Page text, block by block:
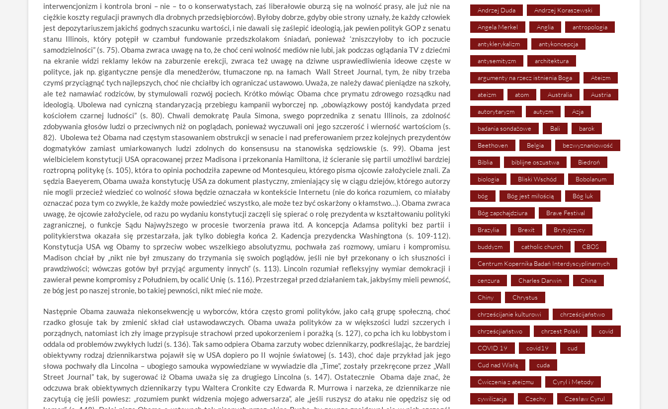
interwencjonizm i kontrola broni – nie – to o konserwatystach, zaś liberałowie oburzą się na wolność prasy, ale już nie na
ciężkie koszty regulacji prawnych dla drobnych przedsiębiorców). Byłoby dobrze, gdyby obie strony uznały, że każdy człowiek
jest depozytariuszem jakichś godnych szacunku wartości, i nie dawali się zaślepić ideologią, jak pewien polityk GOP z senatu
stanu Illinois, który potępił w czambuł fundowanie przedszkolakom śniadań, ponieważ ‘zniszczyłoby to ich poczucie
samodzielności” (s. 75). Obama zwraca uwagę na to, że choć ceni wolność mediów nie lubi, jak podczas oglądania TV z dziećmi
na ekranie widzi reklamy leków na zaburzenie erekcji, zwraca też uwagę na dziwne usprawiedliwienia ideowe częste w
polityce, jak np. gigantyczne pensje dla menedżerów, tłumaczone np. na łamach Wall Street Journal, tym, że niby trzeba
czymś przyciągnąć tych najlepszych, choć nie chciałby ich ograniczać ustawowo. Uważa, ze należy dawać pieniądze na szkoły,
ale też namawiać rodziców, by stymulowali rozwój pociech. Krótko mówiąc Obama chce prymatu zdrowego rozsądku nad
ideologią. Ubolewa nad cyniczną standaryzacją przebiegu kampanii wyborczej np. „obowiązkowy postój kandydata przed
kościołem czarnej ludności” (s. 80). Chwali demokratę Paula Simona, swego poprzednika z senatu Illinois, za zdolność
zdobywania głosów ludzi o przeciwnych niż on poglądach, ponieważ wyczuwali oni jego szczerość i wierność wartościom (s.
82). Ubolewa też Obama nad częstym stasowaniem obstrukcji w senacie i nad preferowaniem przez kolejnych prezydentów
dogmatyków zamiast umiarkowanych ludzi zdolnych do konsensusu na stanowiska sędziowskie (s. 99). Obama jest
wielbicielem konstytucji USA opracowanej przez Madisona i przekonania Hamiltona, iż ścieranie się partii umożliwi bardziej
roztropną politykę (s. 105), która to opinia pochodziła zapewne od Montesquieu, którego pisma ojcowie założyciele znali. Za
sędzia Baeyerem, Obama uważa konstytucję USA za dokument plastyczny, zmieniający się w ciągu dziejów, którego autorzy
nie mogli przecież wiedzieć co wolność słowa będzie oznaczała w kontekście Internetu (nie do końca rozumiem, co miałaby
oznaczać poza tym co zwykle, że każdy może powiedzieć wszystko, ale może tez być oskarżony o kłamstwo…). Obama zwraca
uwagę, że ojcowie założyciele, od razu po wydaniu konstytucji zaczęli się spierać o rolę prezydenta w kształtowaniu polityki
zagranicznej, o funkcje Sądu Najwyższego w procesie tworzenia prawa itd. A koncepcja Adamsa polityki bez partii i
politykierstwa okazała się przestarzała, jak tylko dobiegła końca 2. Kadencja prezydencka Washingtona (s. 109-112).
Konstytucja USA wg Obamy to sprzeciw wobec wszelkiego absolutyzmu, pochwała zaś rozmowy, umiaru i kompromisu.
Madison chciał by „nikt nie był zmuszany do trzymania się swoich poglądów, jeśli nie był przekonany o ich słuszności i
prawdziwości; wówczas gotów był przyjąć argumenty innych” (s. 113). Lincoln rozumiał refleksyjny wymiar demokracji i
zawierał pewne kompromisy z Południem, by ocalić Unię (s. 116). Przestrzegał przed działaniem tak, jakbyśmy mieli pewność,
ze bóg jest po naszej stronie, bo takiej pewności, nikt mieć nie może.
Następnie Obama zauważa niekonsekwencję u wyborców, która często gromi polityków, jako całą grupę społeczną, choć
rzadko głosuje tak by zmienić skład ciał ustawodawczych. Obama uważa polityków za w większości ludzi szczerych i
porządnych, natomiast ich zły image przypisuje strachowi przed upokorzeniem i porażką (s. 127), co pcha ich ku lobbystom i
oddala od problemów zwykłych ludzi (s. 136). Tak samo odpiera Obama zarzuty wobec dziennikarzy, podkreślając, że bardziej
obiektywny rodzaj dziennikarstwa pojawił się w USA dopiero po II wojnie światowej (s. 143), choć daje przykład jak jego
słowa pochwały dla Lincolna – ubogiego samouka wypowiedziane w wywiadzie dla „Time”, zostały przekręcone przez „Wall
Street Journal” tak, by sugerować iż Obama uważa się za drugiego Lincolna (s. 147). Ostatecznie Obama daje znać, że
odczuwa brak obiektywnych dziennikarzy typu Waltera Cronkite czy Edwarda R. Murrowa i narzeka, ze dziennikarze nie
zacytują cię jeśli powiesz: „rozumiem punkt widzenia mojego adwersarza”, ale „jeśli ruszysz do ataku nie opędzisz się od
Andrzej Duda Andrzej Koraszewski
Angela Merkel Anglia antropologia
antyklerykalizm antykoncepcja
antysemityzm architektura
argumenty na rzecz istnienia Boga Ateizm
ateizm atom Australia Austria
autorytaryzm autyzm Azja
badania sondażowe Bali barok
Beethoven Belgia bezwyznaniowość
Biblia biblijne oszustwa Biedroń
biologia Bliski Wschód Bobolanum
bóg Bóg jest miłością Bóg luk
Bóg zapchajdziura Brave Festival
Brazylia Brexit Brytyjczycy
buddyzm catholic church CBOS
Centrum Kopernika Badań Interdyscyplinarnych
cenzura Charles Darwin China
Chiny Chrystus
chrześcijanie kulturowi chrześcijaństwo
chrześcjiaństwo chrzest Polski covid
COVID 19 covid19 cud
Cud nad Wisłą cuda
Ćwiczenia z ateizmu Cyryl i Metody
cywilizacja Czechy Czesław Cyrul